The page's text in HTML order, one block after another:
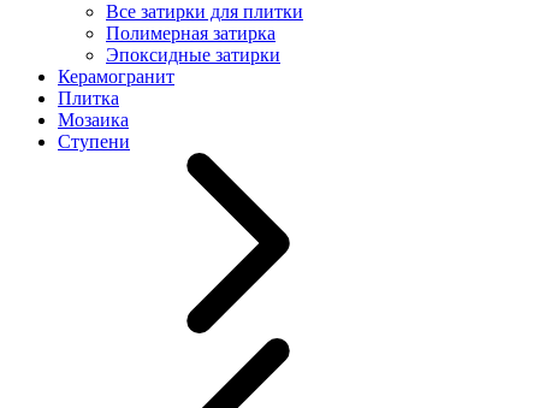
Все затирки для плитки
Полимерная затирка
Эпоксидные затирки
Керамогранит
Плитка
Мозаика
Ступени